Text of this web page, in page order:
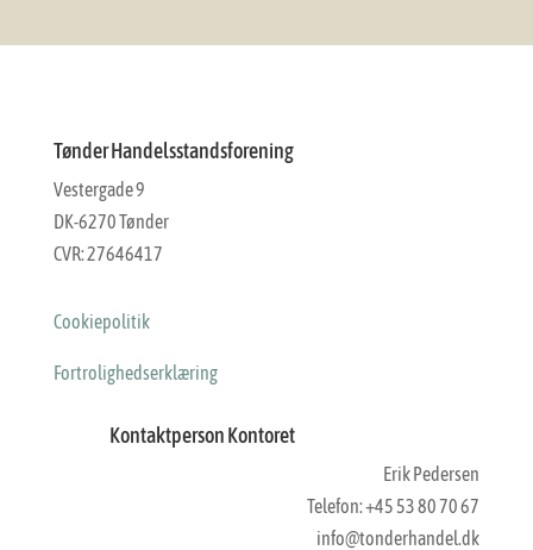
Tønder Handelsstandsforening
Vestergade 9
DK-6270 Tønder
CVR: 27646417
Cookiepolitik
Fortrolighedserklæring
Kontaktperson Kontoret
Erik Pedersen
Telefon: +45 53 80 70 67
info@tonderhandel.dk